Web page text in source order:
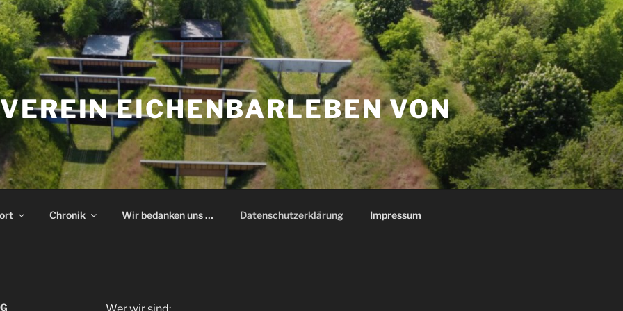
EICHENBARLEBEN VON
Chronik Wir bedanken uns … Datenschutzerklärung Impressum